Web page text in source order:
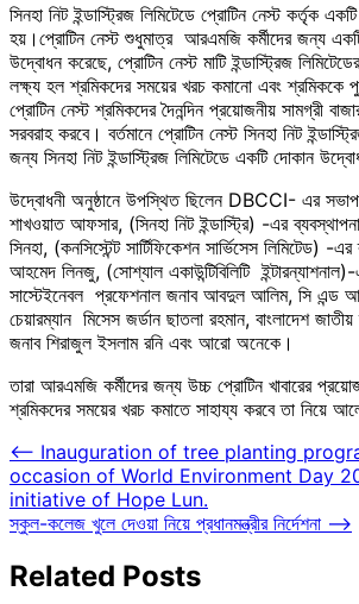
সিনহা নিট ইন্ডাস্ট্রিজ লিমিটেডে প্রোটিন নেস্ট কর্তৃক
হয়।প্রোটিন নেস্ট শুধুমাত্র আরএমজি কর্মীদের জন্য
উদ্বোধন করেছে, প্রোটিন নেস্ট মাটি ইন্ডাস্ট্রিজ
লক্ষ্য হল শ্রমিকদের সময়ের খরচ কমানো এবং শ্রমিককে
প্রোটিন নেস্ট শ্রমিকদের দৈনন্দিন প্রয়োজনীয় সামগ্রী
সরবরাহ করবে। বর্তমানে প্রোটিন নেস্ট সিনহা নিট
জন্য সিনহা নিট ইন্ডাস্ট্রিজ লিমিটেডে একটি দোকান
উদ্বোধনী অনুষ্ঠানে উপস্থিত ছিলেন DBCCI- এর
শাখওয়াত আফসার, (সিনহা নিট ইন্ডাস্ট্রি) -এর
সিনহা, (কনসিস্টেন্ট সার্টিফিকেশন সার্ভিসেস লিমিটেড) -
আহমেদ লিনজু, (সোশ্যাল একাউন্টিবিলিটি
সাস্টেইনেবল প্রফেশনাল জনাব আবদুল আলিম, সি এন্ড আর
চেয়ারম্যান মিসেস জর্ডান ছাতলা রহমান, বাংলাদেশ
জনাব শিরাজুল ইসলাম রনি এবং আরো অনেকে।
তারা আরএমজি কর্মীদের জন্য উচ্চ প্রোটিন খাবারের
শ্রমিকদের সময়ের খরচ কমাতে সাহায্য করবে তা নিয়ে
Post
navigation
⟵ Inauguration of tree planting
occasion of World Environment Day
initiative of Hope Lun.
স্কুল-কলেজ খুলে দেওয়া নিয়ে প্রধানমন্ত্রীর নির্দেশনা ⟶
Related Posts